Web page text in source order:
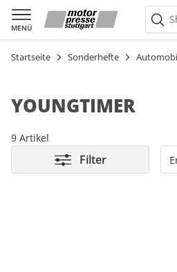
MENÜ
Warenkorb
Startseite Sonderhefte
YOUNGTIMER
9 Artikel
Filter